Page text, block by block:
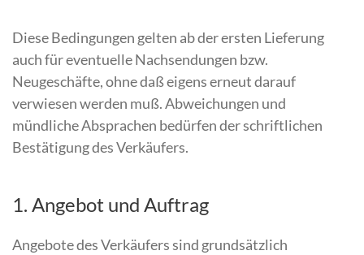
Diese Bedingungen gelten ab der ersten Lieferung
auch für eventuelle Nachsendungen bzw.
Neugeschäfte, ohne daß eigens erneut darauf
verwiesen werden muß. Abweichungen und
mündliche Absprachen bedürfen der schriftlichen
Bestätigung des Verkäufers.
1. Angebot und Auftrag
Angebote des Verkäufers sind grundsätzlich